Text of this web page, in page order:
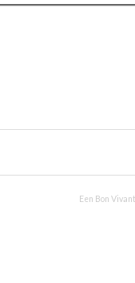
Een Bon